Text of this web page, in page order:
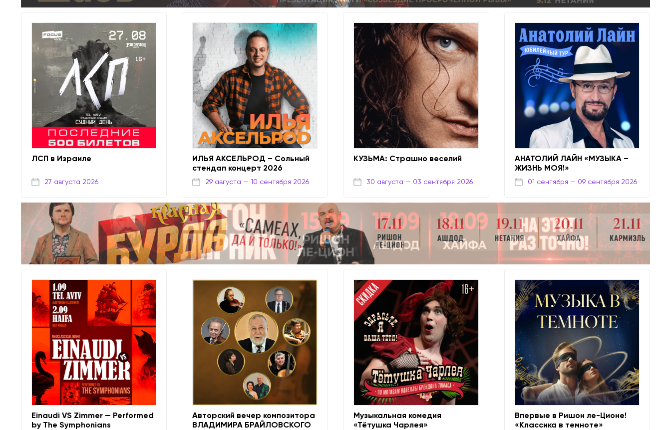
ЛСП в Израиле
27 августа 2026
ИЛЬЯ АКСЕЛЬРОД – Сольный
стендап концерт 2026
29 августа — 10 сентября 2026
КУЗЬМА: Страшно веселий
30 августа — 03 сентября 2026
АНАТОЛИЙ ЛАЙН «МУЗЫКА –
ЖИЗНЬ МОЯ!»
01 сентября — 09 сентября 2026
Einaudi VS Zimmer — Performed
by The Symphonians
Авторский вечер композитора
ВЛАДИМИРА БРАЙЛОВСКОГО
Музыкальная комедия
«Тётушка Чарлея»
Впервые в Ришон ле-Ционе!
«Классика в темноте»